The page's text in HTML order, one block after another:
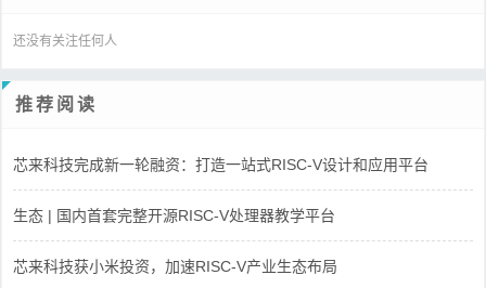
还没有关注任何人
推荐阅读
芯来科技完成新一轮融资：打造一站式RISC-V设计和应用平台
生态 | 国内首套完整开源RISC-V处理器教学平台
芯来科技获小米投资，加速RISC-V产业生态布局